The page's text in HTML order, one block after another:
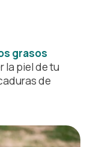
grasos
la piel de tu
de